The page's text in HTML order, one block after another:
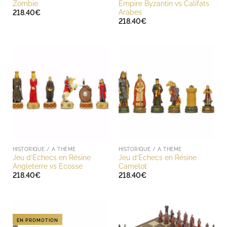
Zombie
218.40€
Empire Byzantin vs Califats
Arabes
218.40€
HISTORIQUE / A THÈME
Jeu d’Echecs en Résine
Angleterre vs Ecosse
218.40€
HISTORIQUE / A THÈME
Jeu d’Echecs en Résine
Camelot
218.40€
EN PROMOTION